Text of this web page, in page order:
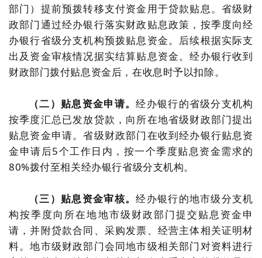
部门）提前预拨转移支付资金用于贷款贴息。省级财
政部门通过经办银行落实财政贴息政策，按季度向经
办银行省级分支机构预拨贴息资金。后续根据实际支
出及资金审核情况据实结算贴息资金。经办银行收到
财政部门拨付贴息资金后，在收息时予以扣除。
（二）贴息资金申请。经办银行的省级分支机构
按季度汇总已发放贷款，向所在地省级财政部门提出
贴息资金申请。省级财政部门在收到经办银行贴息资
金申请后5个工作日内，按一个季度贴息资金需求的
80%拨付至相关经办银行省级分支机构。
（三）贴息资金审核。经办银行的地市级分支机
构按季度向所在地地市级财政部门提交贴息资金申
请，并附贷款合同、采购发票、经营主体相关证明材
料。地市级财政部门会同地市级相关部门对资料进行